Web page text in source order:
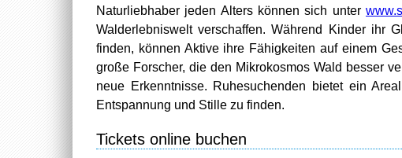
Naturliebhaber jeden Alters können sich unter
Walderlebniswelt verschaffen. Während Kinder ihr
finden, können Aktive ihre Fähigkeiten auf einem
große Forscher, die den Mikrokosmos Wald besser
neue Erkenntnisse. Ruhesuchenden bietet ein
Entspannung und Stille zu finden.
Tickets online buchen